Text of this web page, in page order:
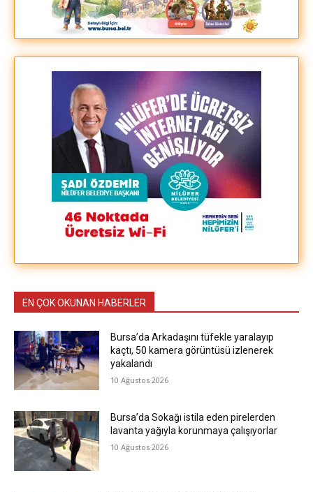
EN ÇOK OKUNAN HABERLER
Bursa’da Arkadaşını tüfekle yaralayıp
kaçtı, 50 kamera görüntüsü izlenerek
yakalandı
10 Ağustos 2026
Bursa’da Sokağı istila eden pirelerden
lavanta yağıyla korunmaya çalışıyorlar
10 Ağustos 2026